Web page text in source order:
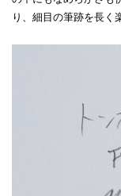
り、細目の筆跡を長く